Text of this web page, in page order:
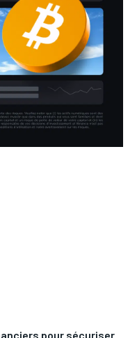
pour sécuriser